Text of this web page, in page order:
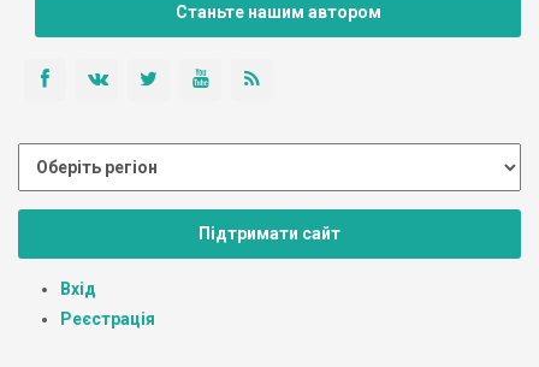
Станьте нашим автором
Підтримати сайт
Вхід
Реєстрація